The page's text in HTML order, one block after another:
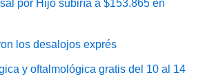
por Hijo subiría a $153.865 en
los desalojos exprés
y oftalmológica gratis del 10 al 14